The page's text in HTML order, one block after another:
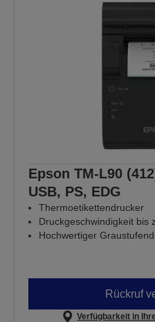
Epson TM-L90
USB, PS, EDG
Thermoetikettendrucker
Druckgeschwindigkeit bis
Hochwertiger
Rückruf
Verfügbarkeit in